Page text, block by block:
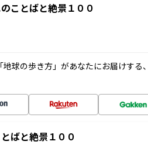
ことばと絶景１００
球の歩き方」があなたにお届けする
ばと絶景１００